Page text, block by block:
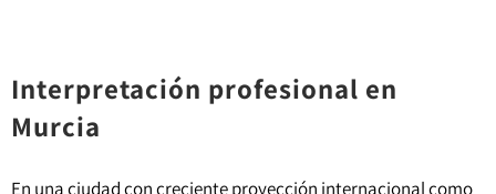
Interpretación profesional en
Murcia
En una ciudad con creciente proyección internacional como